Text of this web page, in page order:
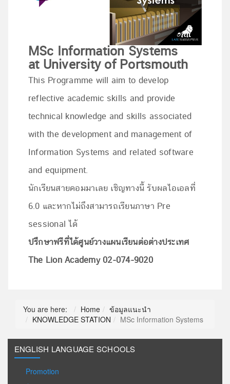
MSc Information Systems
at University of Portsmouth
This Programme will aim to develop
reflective academic skills and provide
technical knowledge and skills associated
with the development and management of
Information Systems and related software
and equipment.
นักเรียนสายคอมมาเลย เชิญทางนี้ รับผลไอเอลที่
6.0 และหากไม่ถึงสามารถเรียนภาษา Pre
sessional ได้
ปรึกษาฟรีที่ได้ศูนย์วางแผนเรียนต่อต่างประเทศ
The Lion Academy 02-074-9020
You are here: Home
ข้อมูลแนะนำ
KNOWLEDGE STATION
MSc Information Systems
ENGLISH LANGUAGE SCHOOLS
Promotion